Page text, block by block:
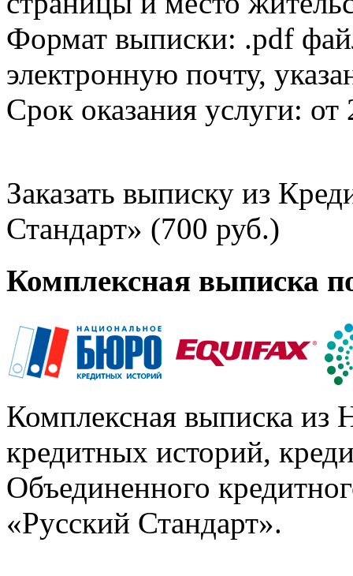
Формат выписки: .pdf
электронную почту,
Срок оказания услуги: от
Заказать выписку из
Стандарт» (700 руб.)
Комплексная выписка
Комплексная выписка из
кредитных историй,
Объединенного
«Русский Стандарт».